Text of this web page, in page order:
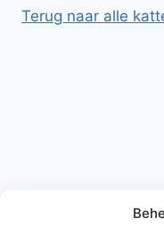
Terug naar alle